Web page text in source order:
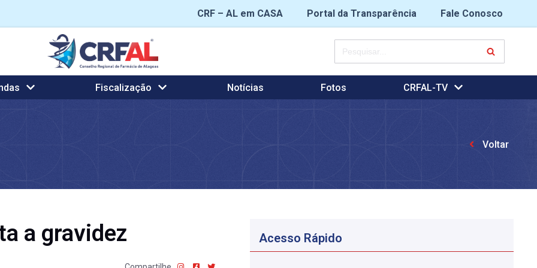
CRF – AL em CASA Portal da Transparência
Fale Conosco
Fiscalização Notícias Fotos CRFAL-TV
Voltar
a gravidez Acesso Rápido